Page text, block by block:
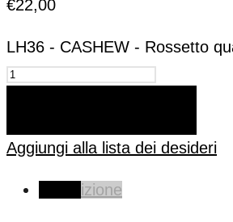
€22,00
LH36 - CASHEW - Rossetto
Aggiungi alla lista dei desideri
Descrizione